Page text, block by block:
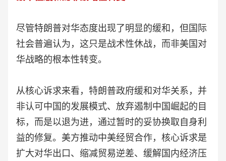
尽管特朗普对华态度出现了明显的缓和，但国际
社会普遍认为，这只是战术性休战，而非美国对
华战略的根本性转变。
从核心诉求来看，特朗普政府缓和对华关系，并
非认可中国的发展模式、放弃遏制中国崛起的目
标，而是以退为进，通过暂时的妥协换取自身利
益的修复。美方推动中美经贸合作，核心诉求是
扩大对华出口、缩减贸易逆差、缓解国内经济压